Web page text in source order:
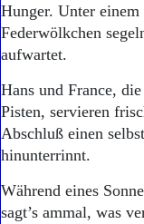
Hunger. Unter
Federwölkchen
aufwartet.
Hans und France,
Pisten, servieren
Abschluß einen
hinunterrinnt.
Während eines
sagt’s ammal, was